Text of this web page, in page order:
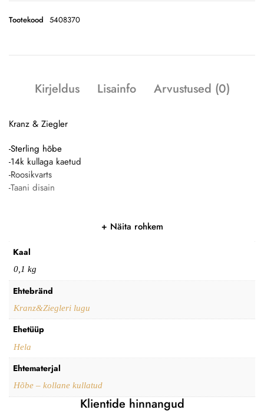
Tootekood 5408370
Kirjeldus Lisainfo Arvustused (0)
Kranz & Ziegler
-Sterling hõbe
-14k kullaga kaetud
-Roosikvarts
-Taani disain
Näita rohkem
Kaal
0,1 kg
Ehtebränd
Kranz&Ziegleri lugu
Ehetüüp
Hela
Ehtematerjal
Hõbe – kollane kullatud
Klientide hinnangud